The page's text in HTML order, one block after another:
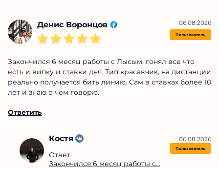
Денис Воронцов
Пользователь
06.08.2026
Закончился 6 месяц работы с Лысым, гонял все что
есть и випку и ставки дня. Тип красавчик, на дистанции
реально получается бить линию. Сам в ставках более 10
лет и знаю о чем говорю.
Ответить
Костя
Пользователь
Ответ:
Закончился 6 месяц работы с...
06.08.2026